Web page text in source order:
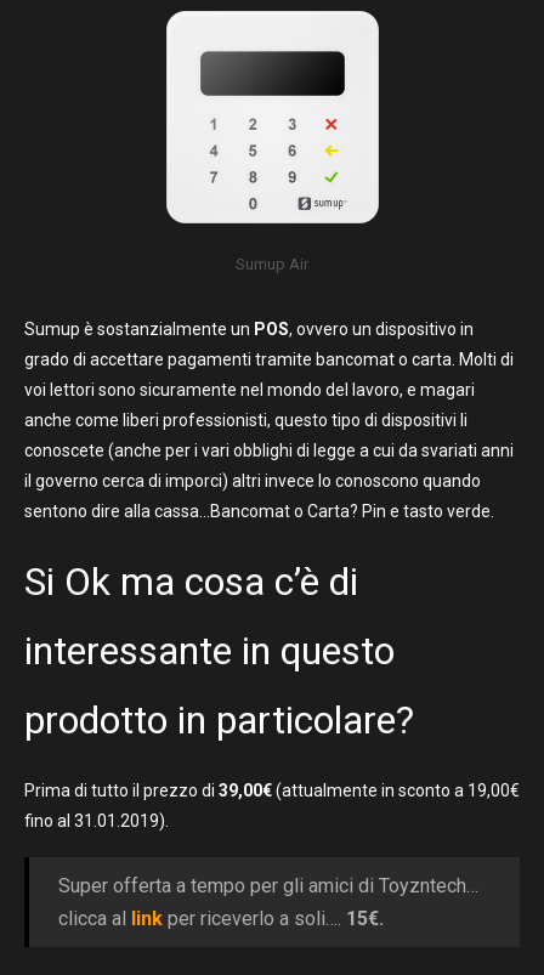
Sumup Air
Sumup è sostanzialmente un POS, ovvero un dispositivo in
grado di accettare pagamenti tramite bancomat o carta. Molti di
voi lettori sono sicuramente nel mondo del lavoro, e magari
anche come liberi professionisti, questo tipo di dispositivi li
conoscete (anche per i vari obblighi di legge a cui da svariati anni
il governo cerca di imporci) altri invece lo conoscono quando
sentono dire alla cassa…Bancomat o Carta? Pin e tasto verde.
Si Ok ma cosa c’è di
interessante in questo
prodotto in particolare?
Prima di tutto il prezzo di 39,00€(attualmente in sconto a 19,00€
fino al 31.01.2019).
Super offerta a tempo per gli amici di Toyzntech…
clicca al
link per riceverlo a soli…. 15€.